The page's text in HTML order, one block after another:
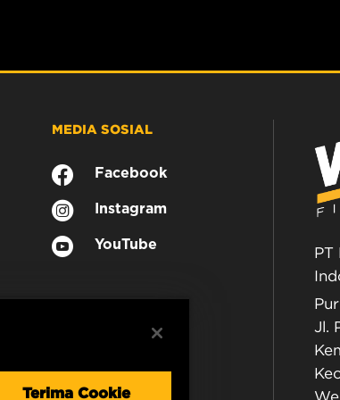
MEDIA SOSIAL
Facebook
Instagram
YouTube
PT
Jl.
Terima Cookie